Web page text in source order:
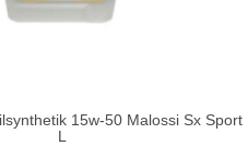
50 Malossi Sx Sport 1
L